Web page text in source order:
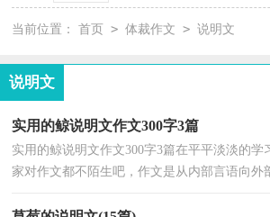
当前位置： 首页 > 体裁作文 > 说明文
说明文
实用的鲸说明文作文300字3篇
实用的鲸说明文作文300字3篇在平平淡淡的学
家对作文都不陌生吧，作文是从内部言语向外